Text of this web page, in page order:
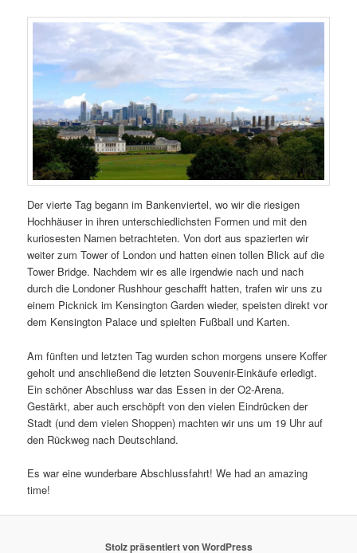
Der vierte Tag begann im Bankenviertel, wo wir die riesigen
Hochhäuser in ihren unterschiedlichsten Formen und mit den
kuriosesten Namen betrachteten. Von dort aus spazierten wir
weiter zum Tower of London und hatten einen tollen Blick auf die
Tower Bridge. Nachdem wir es alle irgendwie nach und nach
durch die Londoner Rushhour geschafft hatten, trafen wir uns zu
einem Picknick im Kensington Garden wieder, speisten direkt vor
dem Kensington Palace und spielten Fußball und Karten.
Am fünften und letzten Tag wurden schon morgens unsere Koffer
geholt und anschließend die letzten Souvenir-Einkäufe erledigt.
Ein schöner Abschluss war das Essen in der O2-Arena.
Gestärkt, aber auch erschöpft von den vielen Eindrücken der
Stadt (und dem vielen Shoppen) machten wir uns um 19 Uhr auf
den Rückweg nach Deutschland.
Es war eine wunderbare Abschlussfahrt! We had an amazing
time!
Stolz präsentiert von WordPress